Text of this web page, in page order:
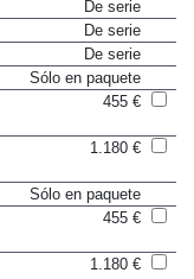
De serie
De serie
De serie
Sólo en paquete
Sólo en paquete